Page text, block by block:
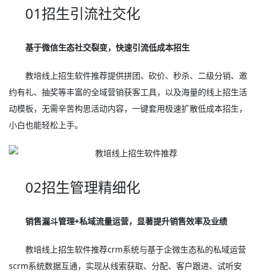
01招生引流社交化
基于微信生态社交裂变，快速引流低成本招生
教培线上招生软件推荐提供拼团、砍价、秒杀、二级分销、邀
约有礼、抽奖等丰富的全域营销获客工具，以及海量的线上招生活
动模板，无需辛苦构思活动内容，一键套用极速扩散低成本招生，
小白也能轻松上手。
02招生管理精细化
销售漏斗管理+私域流量运营，显著提升销售效率及业绩
教培线上招生软件推荐crm系统与基于企微生态私的私域运营
scrm系统数据互通，实现从线索获取、分配、客户跟进、试听安